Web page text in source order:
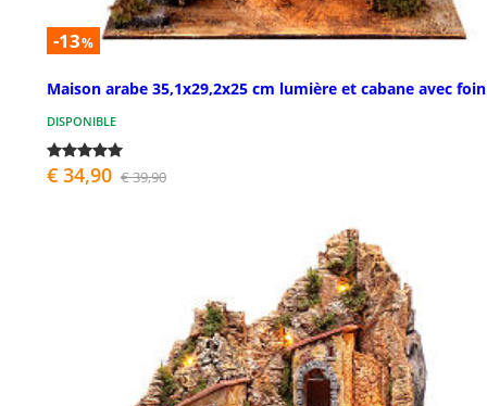
-13%
Maison arabe 35,1x29,2x25 cm lumière et cabane avec foin
DISPONIBLE
€ 34,90 € 39,90